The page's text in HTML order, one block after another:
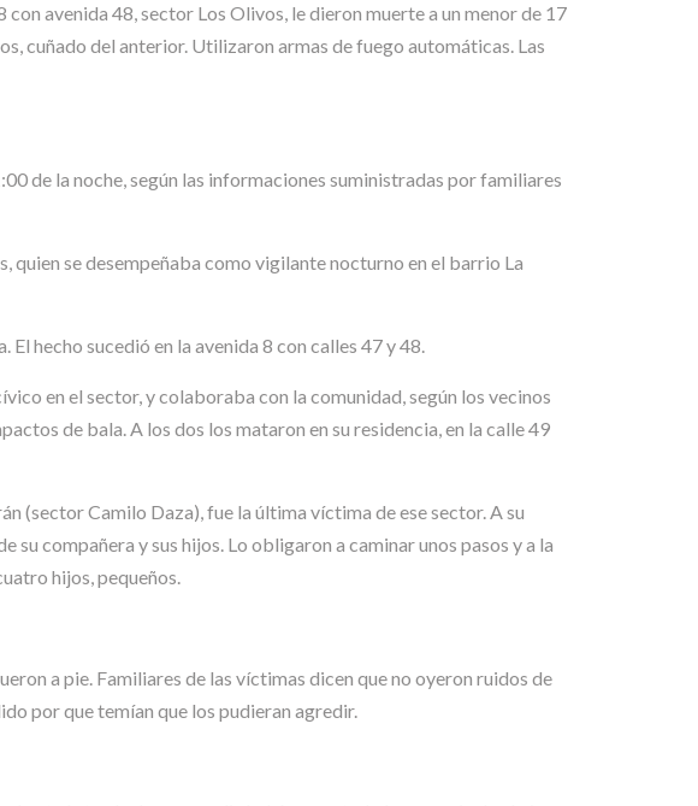
avenida 48, sector Los Olivos, le dieron muerte a un menor de 17
cuñado del anterior. Utilizaron armas de fuego automáticas. Las
de la noche, según las informaciones suministradas por familiares
quien se desempeñaba como vigilante nocturno en el barrio La
hecho sucedió en la avenida 8 con calles 47 y 48.
en el sector, y colaboraba con la comunidad, según los vecinos
de bala. A los dos los mataron en su residencia, en la calle 49
(sector Camilo Daza), fue la última víctima de ese sector. A su
compañera y sus hijos. Lo obligaron a caminar unos pasos y a la
hijos, pequeños.
a pie. Familiares de las víctimas dicen que no oyeron ruidos de
por que temían que los pudieran agredir.